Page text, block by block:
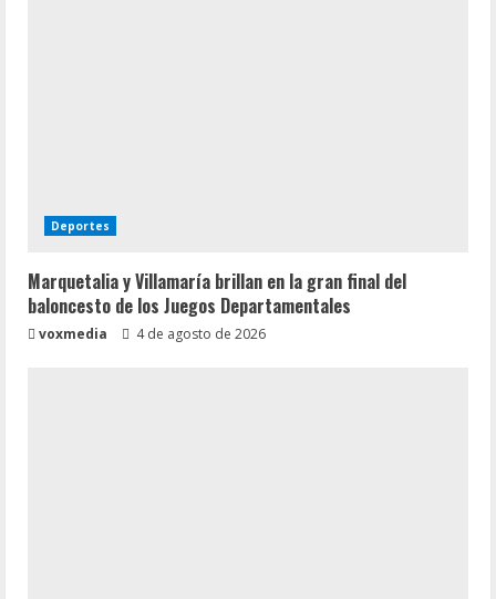
Deportes
Marquetalia y Villamaría brillan en la gran final del
baloncesto de los Juegos Departamentales
voxmedia 4 de agosto de 2026